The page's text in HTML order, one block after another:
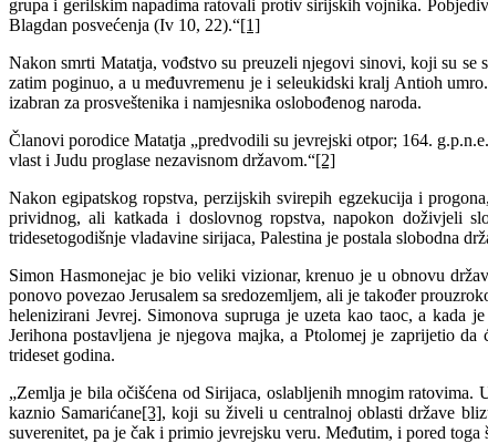
grupa i gerilskim napadima ratovali protiv sirijskih vojnika.
Blagdan posvećenja (Iv 10, 22).“[1]
Nakon smrti Matatja, vođstvo su preuzeli njegovi sinovi, koji su se
zatim poginuo, a u međuvremenu je i seleukidski kralj Antioh
izabran za prosveštenika i namjesnika oslobođenog naroda.
Članovi porodice Matatja „predvodili su jevrejski otpor; 164.
vlast i Judu proglase nezavisnom državom.“[2]
Nakon egipatskog ropstva, perzijskih svirepih egzekucija i
prividnog, ali katkada i doslovnog ropstva, napokon doživjeli
tridesetogodišnje vladavine sirijaca, Palestina je postala slobodna
Simon Hasmonejac je bio veliki vizionar, krenuo je u obnovu
ponovo povezao Jerusalem sa sredozemljem, ali je također
helenizirani Jevrej. Simonova supruga je uzeta kao taoc, a kada
Jerihona postavljena je njegova majka, a Ptolomej je zaprijetio
trideset godina.
„Zemlja je bila očišćena od Sirijaca, oslabljenih mnogim ratovima.
kaznio Samarićane[3], koji su živeli u centralnoj oblasti države
suverenitet, pa je čak i primio jevrejsku veru. Međutim, i pored